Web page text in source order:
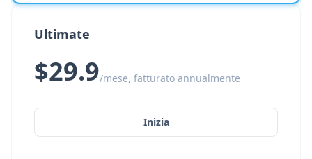
Ultimate
$29.9/mese, fatturato annualmente
Inizia